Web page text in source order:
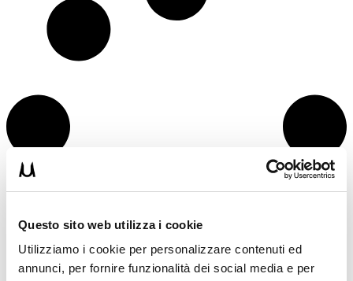
Questo sito web utilizza i cookie
Utilizziamo i cookie per personalizzare contenuti ed
annunci, per fornire funzionalità dei social media e per